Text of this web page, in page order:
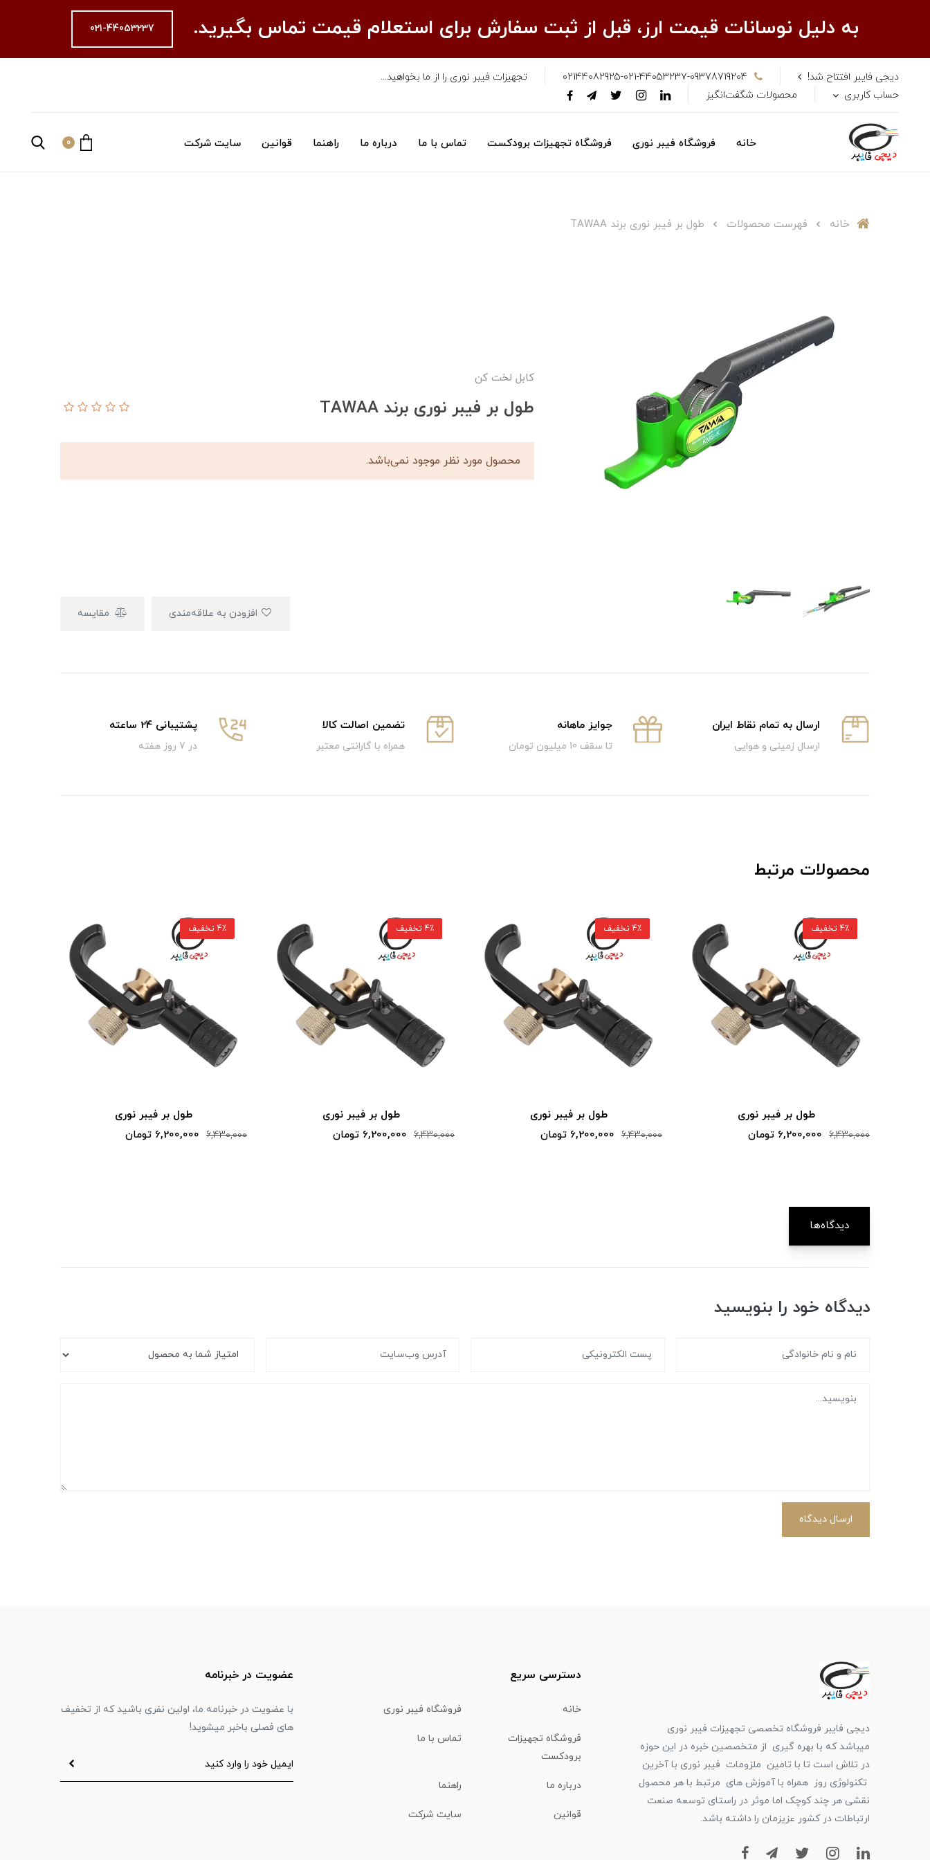
به دلیل نوسانات قیمت ارز، قبل از ثبت سفارش برای استعلام قیمت تماس بگیرید. 021-44053237
دیجی فایبر افتتاح شد! 02144082925-021-44053237-09378719204
تجهیزات فیبر نوری را از ما بخواهید...
حساب کاربری
محصولات شگفت‌انگیز
خانه فروشگاه فیبر نوری فروشگاه تجهیزات برودکست تماس با ما درباره ما راهنما قوانین سایت شرکت 0
خانه فهرست محصولات طول بر فیبر نوری برند TAWAA
کابل لخت کن
طول بر فیبر نوری برند TAWAA
محصول مورد نظر موجود نمی‌باشد.
مقایسه
ارسال به تمام نقاط ایران
ارسال زمینی و هوایی
جوایز ماهانه
تا سقف 10 میلیون تومان
تضمین اصالت کالا
همراه با گارانتی معتبر
پشتیبانی 24 ساعته
در 7 روز هفته
محصولات مرتبط
طول بر فیبر نوری
6,430,000 6,200,000 تومان
4٪ تخفیف
طول بر فیبر نوری
6,430,000 6,200,000 تومان
4٪ تخفیف
طول بر فیبر نوری
6,430,000 6,200,000 تومان
4٪ تخفیف
طول بر فیبر نوری
6,430,000 6,200,000 تومان
4٪ تخفیف
دیدگاه‌ها
دیدگاه خود را بنویسید
ارسال دیدگاه
دیجی فایبر فروشگاه تخصصی تجهیزات فیبر نوری
میباشد که با بهره گیری از متخصصین خبره در این حوزه
در تلاش است تا با تامین ملزومات فیبر نوری با آخرین
تکنولوژی روز همراه با آموزش های مرتبط با هر محصول
نقشی هر چند کوچک اما موثر در راستای توسعه صنعت
ارتباطات در کشور عزیزمان را داشته باشد.
دسترسی سریع
خانه فروشگاه فیبر نوری
فروشگاه تجهیزات
برودکست
تماس با ما
درباره ما راهنما
قوانین سایت شرکت
عضویت در خبرنامه
با عضویت در خبرنامه ما، اولین نفری باشید که از تخفیف
های فصلی باخبر میشوید!